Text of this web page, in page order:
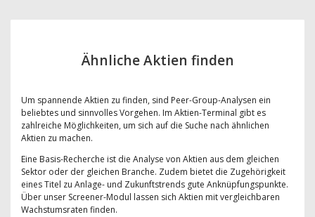
Ähnliche Aktien finden
Um spannende Aktien zu finden, sind Peer-Group-Analysen ein
beliebtes und sinnvolles Vorgehen. Im Aktien-Terminal gibt es
zahlreiche Möglichkeiten, um sich auf die Suche nach ähnlichen
Aktien zu machen.
Eine Basis-Recherche ist die Analyse von Aktien aus dem gleichen
Sektor oder der gleichen Branche. Zudem bietet die Zugehörigkeit
eines Titel zu Anlage- und Zukunftstrends gute Anknüpfungspunkte.
Über unser Screener-Modul lassen sich Aktien mit vergleichbaren
Wachstumsraten finden.